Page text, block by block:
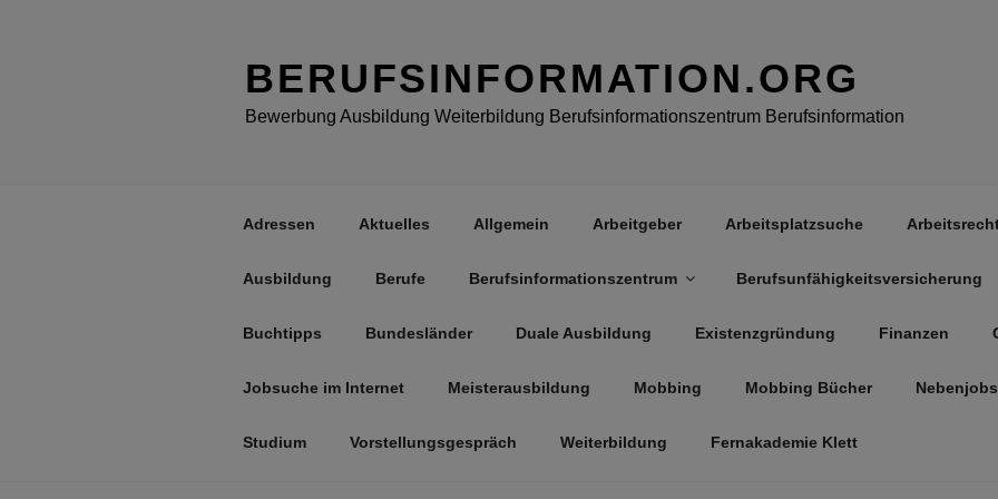
BERUFSINFORMATION.ORG
Bewerbung Ausbildung Weiterbildung Berufsinformationszentrum Berufsinformation
Adressen Aktuelles Allgemein Arbeitgeber Arbeitsplatzsuche
Ausbildung Berufe Berufsinformationszentrum Berufsunfähigkeitsversicherung
Buchtipps Bundesländer Duale Ausbildung Existenzgründung Finanzen
Jobsuche im Internet Meisterausbildung Mobbing Mobbing Bücher Nebenjobs
Studium Vorstellungsgespräch Weiterbildung Fernakademie Klett